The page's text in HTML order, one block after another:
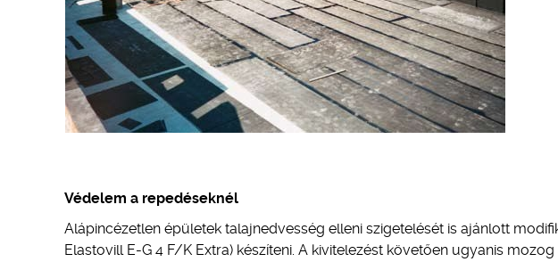
Védelem a repedéseknél
Alápincézetlen épületek talajnedvesség elleni szigetelését is ajánlott
Elastovill E-G 4 F/K Extra) készíteni. A kivitelezést követően ugyanis